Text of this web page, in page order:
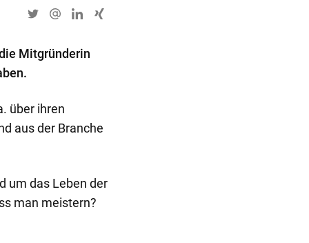
Mitgründerin
über ihren
aus der Branche
um das Leben der
man meistern?